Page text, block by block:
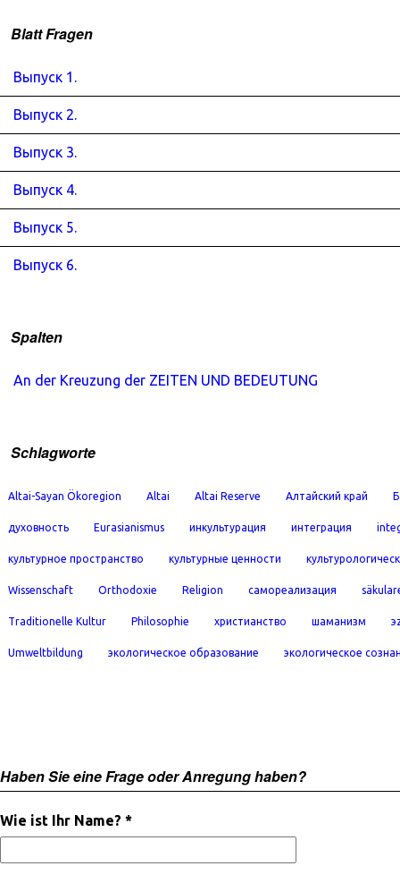
Blatt Fragen
Выпуск 1.
Выпуск 2.
Выпуск 3.
Выпуск 4.
Выпуск 5.
Выпуск 6.
Spalten
An der Kreuzung der ZEITEN UND BEDEUTUNG
Schlagworte
Altai-Sayan Ökoregion Altai Altai Reserve Алтайский край
духовность Eurasianismus инкультурация интеграция
культурное пространство культурные ценности
Wissenschaft Orthodoxie Religion самореализация
Traditionelle Kultur Philosophie христианство шаманизм
Umweltbildung экологическое образование экологическое
Haben Sie eine Frage oder Anregung haben?
Wie ist Ihr Name? *